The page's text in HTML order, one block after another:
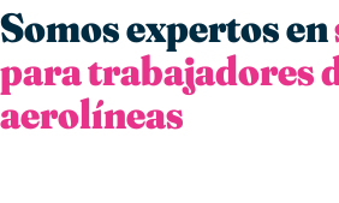
Somos expertos en
para trabajadores
aerolíneas